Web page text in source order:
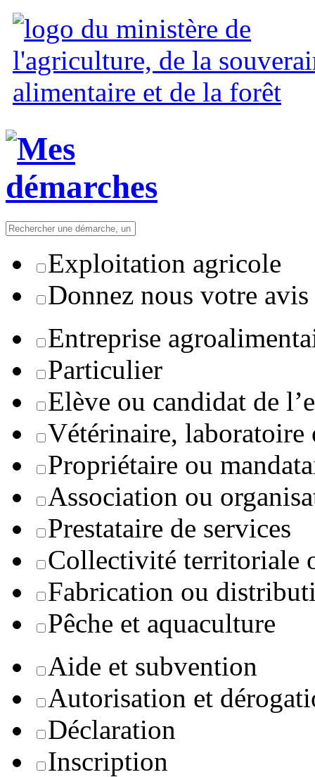
Exploitation agricole
Donnez nous votre avis
Entreprise
Particulier
Elève ou candidat de
Vétérinaire, laboratoire
Propriétaire ou
Association ou
Prestataire de services
Collectivité territoriale
Fabrication ou
Pêche et aquaculture
Aide et subvention
Autorisation et
Déclaration
Inscription